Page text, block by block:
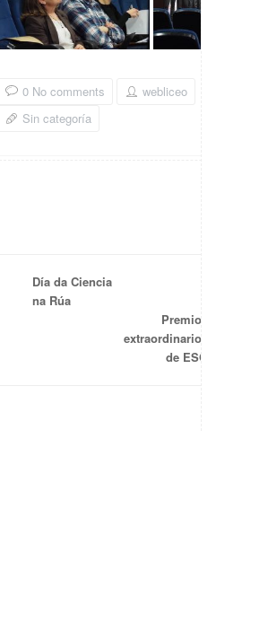
0 No comments
webliceo
Sin categoría
Día da Ciencia
na Rúa
Premios
extraordinarios
de ESO